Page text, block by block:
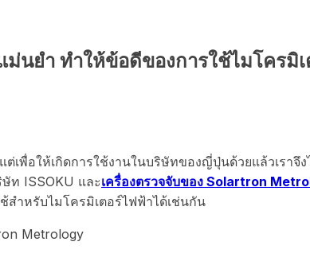
นยำ ทำให้ข้อดีของการใช้ไมโครมิ
เพื่อให้เกิดการใช้งานในบริษัทของญี่ปุ่นด้วยแล้วเราจึ
ท ISSOKU และเครื่องตรวจจับของ Solartron
ำหรับไมโครมิเตอร์ไฟฟ้าได้เช่นกัน